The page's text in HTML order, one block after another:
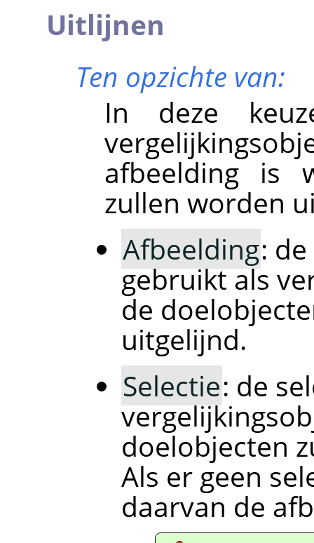
Uitlijnen
Ten opzichte van:
In deze
afbeelding is
zullen worden
Afbeelding:
gebruikt als
de
uitgelijnd.
Selectie: de
doelobjecten
Als er geen
daarvan de